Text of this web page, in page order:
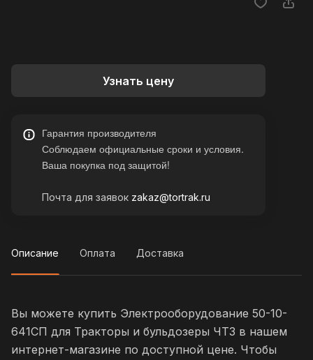
Узнать цену
Гарантия производителя
Соблюдаем официальные сроки и условия.
Ваша покупка под защитой!
Почта для заявок zakaz@tortrak.ru
Описание Оплата Доставка
Вы можете купить Электрооборудование 50-10-
641СП для Тракторы и бульдозеры ЧТЗ в нашем
интернет-магазине по доступной цене. Чтобы